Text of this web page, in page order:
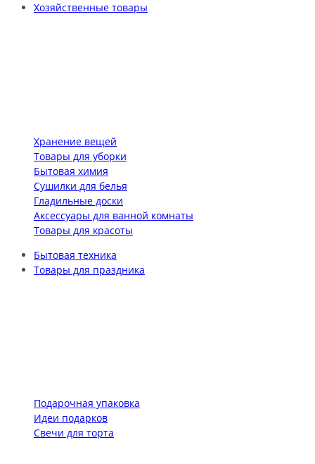
Хозяйственные товары
Хранение вещей
Товары для уборки
Бытовая химия
Сушилки для белья
Гладильные доски
Аксессуары для ванной комнаты
Товары для красоты
Бытовая техника
Товары для праздника
Подарочная упаковка
Идеи подарков
Свечи для торта